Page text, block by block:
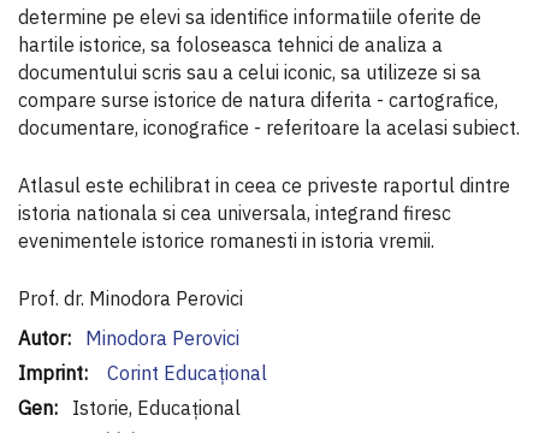
determine pe elevi sa identifice informatiile oferite de
hartile istorice, sa foloseasca tehnici de analiza a
documentului scris sau a celui iconic, sa utilizeze si sa
compare surse istorice de natura diferita - cartografice,
documentare, iconografice - referitoare la acelasi subiect.
Atlasul este echilibrat in ceea ce priveste raportul dintre
istoria nationala si cea universala, integrand firesc
evenimentele istorice romanesti in istoria vremii.
Prof. dr. Minodora Perovici
Informaţii
suplimentare
Minodora Perovici
Corint Educaţional
Istorie, Educațional